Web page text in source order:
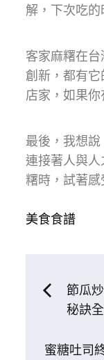
解，下次吃的
客家麻糬在
創新，都有
店家，如果你
最後，我想
連接著人與
糬時，試著感
美食食譜
文節瓜
秘訣
蜜糖吐司